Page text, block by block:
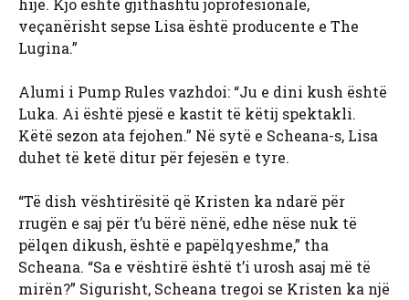
hije. Kjo është gjithashtu joprofesionale,
veçanërisht sepse Lisa është producente e The
Lugina.”
Alumi i Pump Rules vazhdoi: “Ju e dini kush është
Luka. Ai është pjesë e kastit të këtij spektakli.
Këtë sezon ata fejohen.” Në sytë e Scheana-s, Lisa
duhet të ketë ditur për fejesën e tyre.
“Të dish vështirësitë që Kristen ka ndarë për
rrugën e saj për t’u bërë nënë, edhe nëse nuk të
pëlqen dikush, është e papëlqyeshme,” tha
Scheana. “Sa e vështirë është t’i urosh asaj më të
mirën?” Sigurisht, Scheana tregoi se Kristen ka një